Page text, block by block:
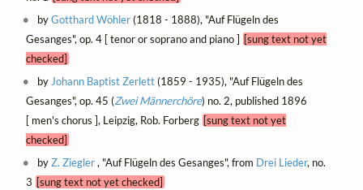
byGotthard Wöhler(1818 - 1888), "Auf Flügeln des
Gesanges", op. 4 [ tenor or soprano and piano ] [sung text not yet
checked]
by Johann Baptist Zerlett(1859 - 1935), "Auf Flügeln des
Gesanges", op. 45 (Zwei Männerchöre) no. 2, published 1896
[ men's chorus ], Leipzig, Rob. Forberg [sung text not yet
checked]
byZ. Ziegler, "Auf Flügeln des Gesanges", from Drei Lieder, no.
3 [sung text not yet checked]